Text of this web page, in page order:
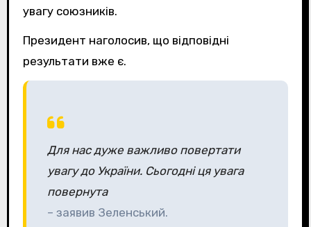
увагу союзників.
Президент наголосив, що відповідні
результати вже є.
Для нас дуже важливо повертати
увагу до України. Сьогодні ця увага
повернута
– заявив Зеленський.